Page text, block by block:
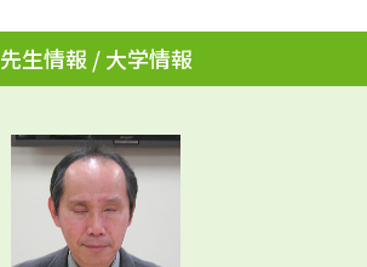
個人情報取扱規定
訂正のご案内
先生情報 / 大学情報